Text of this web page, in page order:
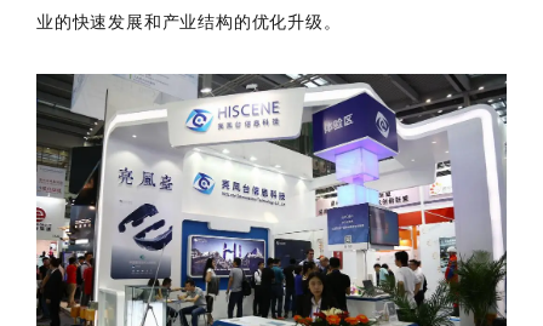
业的快速发展和产业结构的优化升级。